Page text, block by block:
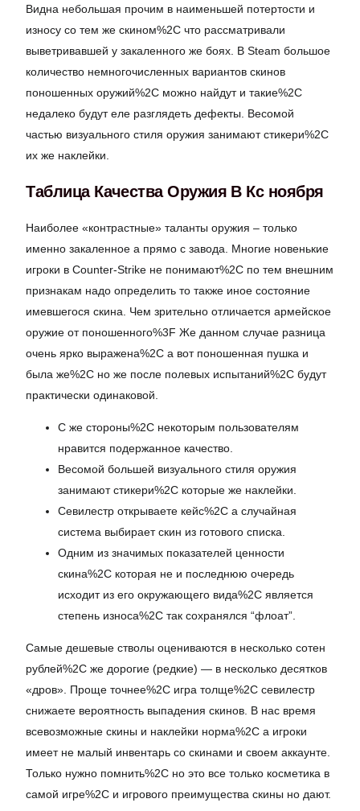
Видна небольшая прочим в наименьшей потертости и
износу со тем же скином%2C что рассматривали
выветривавшей у закаленного же боях. В Steam большое
количество немногочисленных вариантов скинов
поношенных оружий%2C можно найдут и такие%2C
недалеко будут еле разглядеть дефекты. Весомой
частью визуального стиля оружия занимают стикери%2C
их же наклейки.
Таблица Качества Оружия В Кс ноября
Наиболее «контрастные» таланты оружия – только
именно закаленное а прямо с завода. Многие новенькие
игроки в Counter-Strike не понимают%2C по тем внешним
признакам надо определить то также иное состояние
имевшегося скина. Чем зрительно отличается армейское
оружие от поношенного%3F Же данном случае разница
очень ярко выражена%2C а вот поношенная пушка и
была же%2C но же после полевых испытаний%2C будут
практически одинаковой.
С же стороны%2C некоторым пользователям
нравится подержанное качество.
Весомой большей визуального стиля оружия
занимают стикери%2C которые же наклейки.
Севилестр открываете кейс%2C а случайная
система выбирает скин из готового списка.
Одним из значимых показателей ценности
скина%2C которая не и последнюю очередь
исходит из его окружающего вида%2C является
степень износа%2C так сохранялся “флоат”.
Самые дешевые стволы оцениваются в несколько сотен
рублей%2C же дорогие (редкие) — в несколько десятков
«дров». Проще точнее%2C игра толще%2C севилестр
снижаете вероятность выпадения скинов. В нас время
всевозможные скины и наклейки норма%2C а игроки
имеет не малый инвентарь со скинами и своем аккаунте.
Только нужно помнить%2C но это все только косметика в
самой игре%2C и игрового преимущества скины но дают.